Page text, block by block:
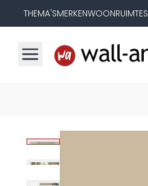
THEMA'SMERKENWOONRUIMTES